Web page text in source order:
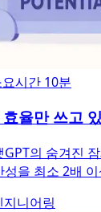
시간 10분
율만 쓰고
의 숨겨진
을 최소 2배
니어링